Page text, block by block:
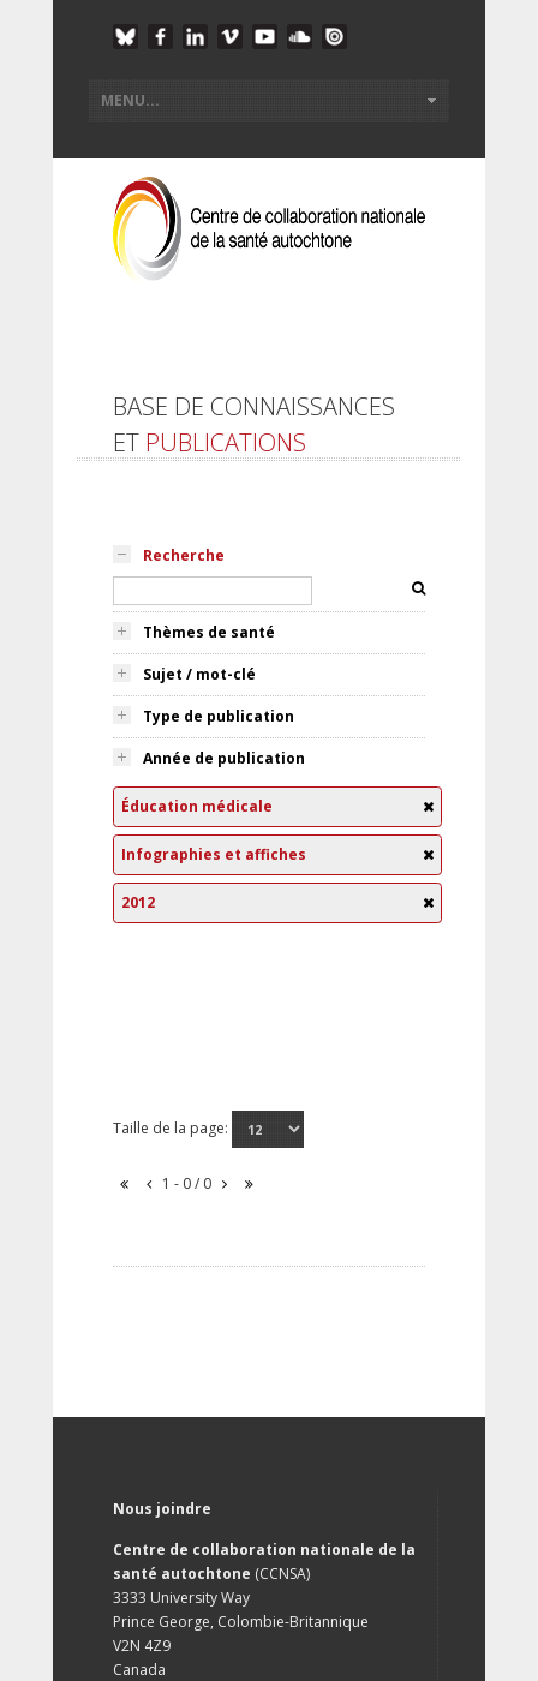
BASE DE CONNAISSANCES
ET PUBLICATIONS
Recherche
Thèmes de santé
Sujet / mot-clé
Type de publication
Année de publication
Éducation médicale
Infographies et affiches
2012
Taille de la page:
1 - 0 / 0
Nous joindre
Centre de collaboration nationale de la
santé autochtone (CCNSA)
3333 University Way
Prince George, Colombie-Britannique
V2N 4Z9
Canada